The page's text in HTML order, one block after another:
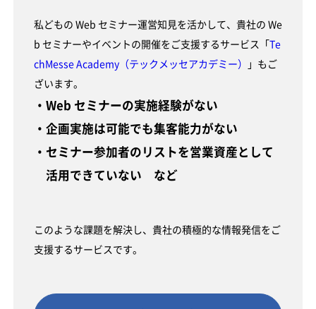
私どもの Web セミナー運営知見を活かして、貴社の We
b セミナーやイベントの開催をご支援するサービス「 Te
chMesse Academy（テックメッセアカデミー）
」もご
ざいます。
・Web セミナーの実施経験がない
・企画実施は可能でも集客能力がない
・セミナー参加者のリストを営業資産として
活用できていない など
このような課題を解決し、貴社の積極的な情報発信をご
支援するサービスです。